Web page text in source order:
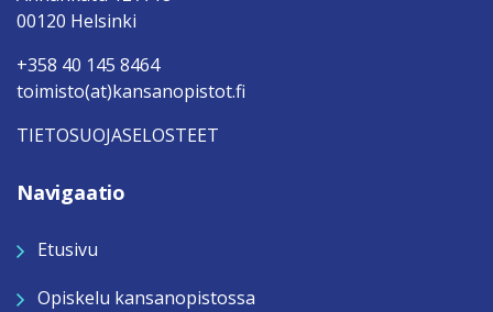
00120 Helsinki
+358 40 145 8464
toimisto(at)kansanopistot.fi
TIETOSUOJASELOSTEET
Navigaatio
Etusivu
Opiskelu kansanopistossa